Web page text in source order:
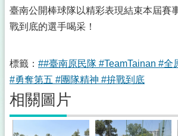
臺南公開棒球隊以精彩表現結束本屆賽
戰到底的選手喝采！
標籤： ##臺南原民隊 #TeamTainan #全
#勇奪第五 #團隊精神 #拚戰到底
相關圖片